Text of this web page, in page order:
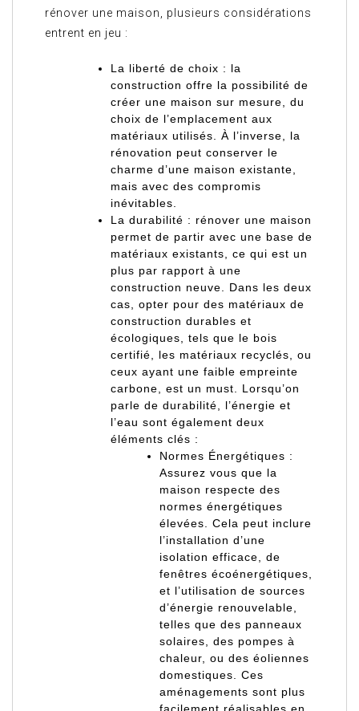
rénover une maison, plusieurs considérations
entrent en jeu :
La liberté de choix : la
construction offre la possibilité de
créer une maison sur mesure, du
choix de l’emplacement aux
matériaux utilisés. À l’inverse, la
rénovation peut conserver le
charme d’une maison existante,
mais avec des compromis
inévitables.
La durabilité : rénover une maison
permet de partir avec une base de
matériaux existants, ce qui est un
plus par rapport à une
construction neuve. Dans les deux
cas, opter pour des matériaux de
construction durables et
écologiques, tels que le bois
certifié, les matériaux recyclés, ou
ceux ayant une faible empreinte
carbone, est un must. Lorsqu’on
parle de durabilité, l’énergie et
l’eau sont également deux
éléments clés :
Normes Énergétiques :
Assurez vous que la
maison respecte des
normes énergétiques
élevées. Cela peut inclure
l’installation d’une
isolation efficace, de
fenêtres écoénergétiques,
et l’utilisation de sources
d’énergie renouvelable,
telles que des panneaux
solaires, des pompes à
chaleur, ou des éoliennes
domestiques. Ces
aménagements sont plus
facilement réalisables en